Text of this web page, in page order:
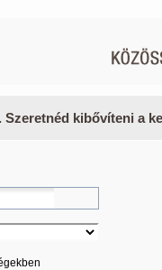
Szeretnéd kibővíteni a